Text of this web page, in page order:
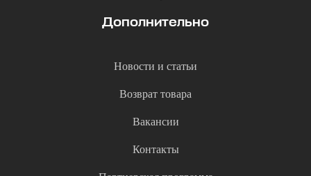
Дополнительно
Новости и статьи
Возврат товара
Вакансии
Контакты